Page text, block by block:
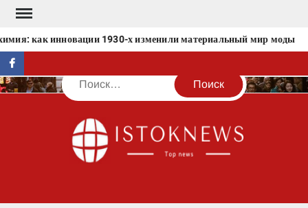
Перейти
содержимому
как инновации 1930-х изменили материальный мир моды
facebook
Поиск